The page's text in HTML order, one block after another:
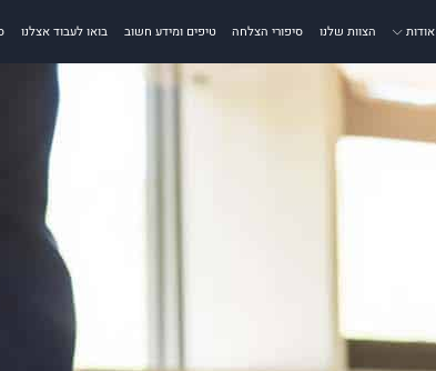
אודות הצוות שלנו סיפורי הצלחה טיפים ומידע חשוב בואו לעבוד אצלנו